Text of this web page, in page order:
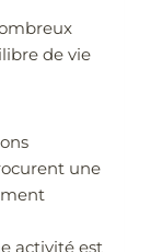
de vie
une
activité est